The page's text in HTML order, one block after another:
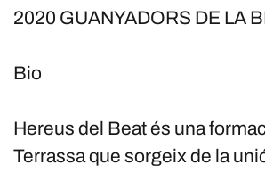
2020 GUANYADORS DE LA
Bio
Hereus del Beat és una
Terrassa que sorgeix de la